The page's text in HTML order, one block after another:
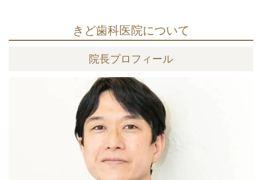
きど歯科医院について
院長プロフィール